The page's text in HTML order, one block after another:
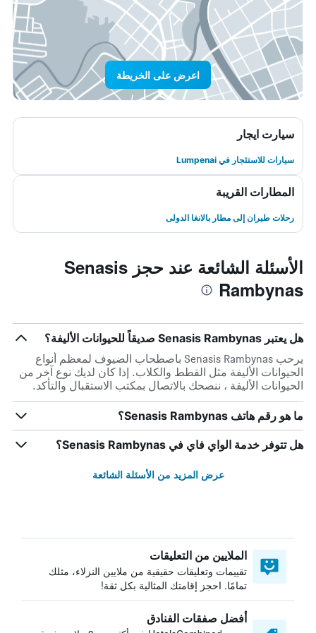
اعرض على الخريطة
سيارت ايجار
سيارات للاستئجار في Lumpenai
المطارات القريبة
رحلات طيران إلى مطار بالانغا الدولى
الأسئلة الشائعة عند حجز Senasis
Rambynas
هل يعتبر Senasis Rambynas صديقاً للحيوانات الأليفة؟
يرحب Senasis Rambynas باصطحاب الضيوف لمعظم أنواع
الحيوانات الأليفة مثل القطط والكلاب. إذا كان لديك نوع آخر من
الحيوانات الأليفة ، ننصحك بالاتصال بمكتب الاستقبال والتأكد.
ما هو رقم هاتف Senasis Rambynas؟
هل تتوفر خدمة الواي فاي في Senasis Rambynas؟
عرض المزيد من الأسئلة الشائعة
الملايين من التعليقات
تقييمات وتعليقات حقيقية من ملايين النزلاء، مثلك
تمامًا. احجز إقامتك المثالية بكل ثقة!
أفضل صفقات الفنادق